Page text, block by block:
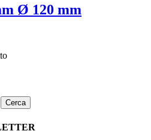
Ø 120 mm
Cerca